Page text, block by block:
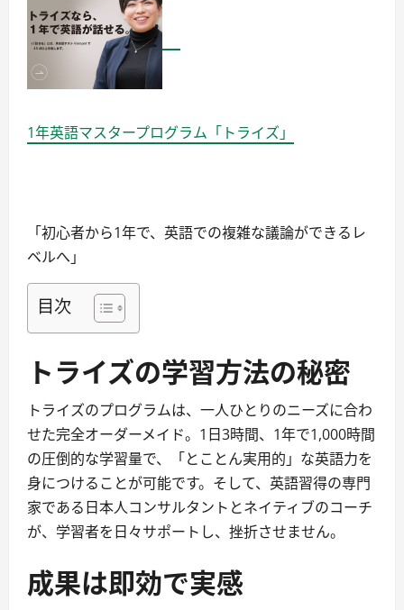
1年英語マスタープログラム「トライズ」
「初心者から1年で、英語での複雑な議論ができるレ
ベルへ」
目次
トライズの学習方法の秘密
トライズのプログラムは、一人ひとりのニーズに合わ
せた完全オーダーメイド。1日3時間、1年で1,000時間
の圧倒的な学習量で、「とことん実用的」な英語力を
身につけることが可能です。そして、英語習得の専門
家である日本人コンサルタントとネイティブのコーチ
が、学習者を日々サポートし、挫折させません。
成果は即効で実感